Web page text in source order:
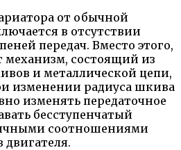
от обычной
в отсутствии
передач. Вместо этого,
механизм, состоящий из
и металлической цепи,
изменении радиуса шкива
изменять передаточное
бесступенчатый
соотношениями
двигателя.